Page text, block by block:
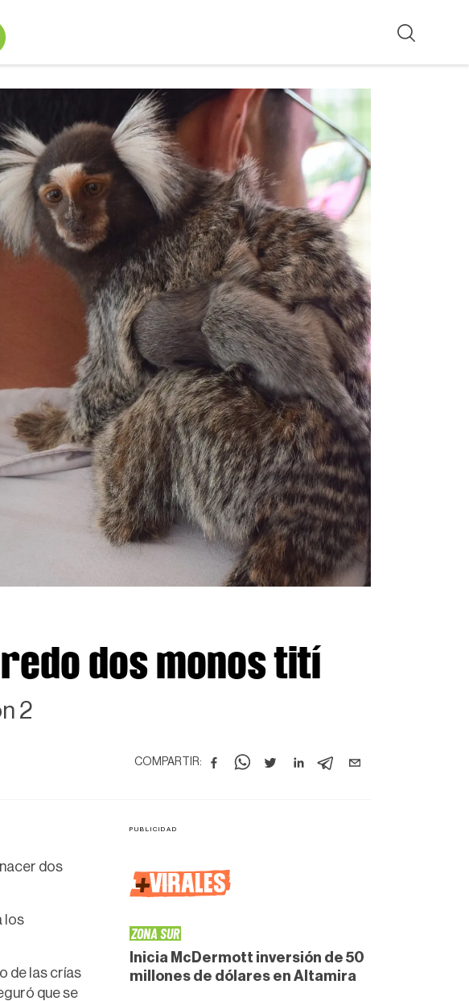
dos monos tití
2
COMPARTIR:
dos
los
de las crías
que se
+VIRALES
ZONA SUR
Inicia McDermott inversión de 50
millones de dólares en Altamira